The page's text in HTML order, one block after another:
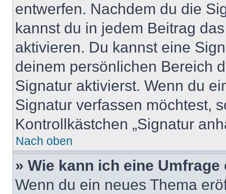
entwerfen. Nachdem du die
kannst du in jedem Beitrag
aktivieren. Du kannst eine
deinem persönlichen Bereich
Signatur aktivierst. Wenn du
Signatur verfassen möchtest,
Kontrollkästchen „Signatur
Nach oben
» Wie kann ich eine
Wenn du ein neues Thema